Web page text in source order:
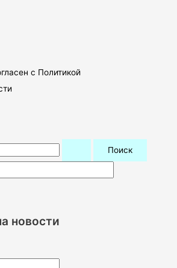
с Политикой
новости